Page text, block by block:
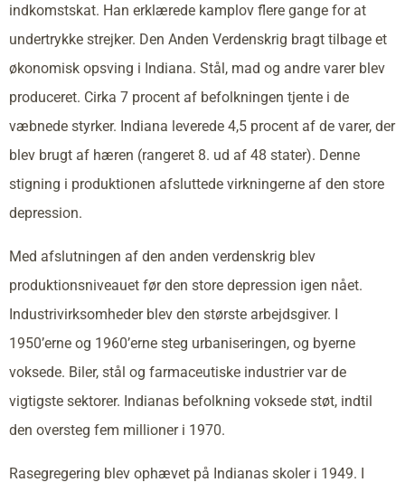
indkomstskat. Han erklærede kamplov flere gange for at
undertrykke strejker. Den Anden Verdenskrig bragt tilbage et
økonomisk opsving i Indiana. Stål, mad og andre varer blev
produceret. Cirka 7 procent af befolkningen tjente i de
væbnede styrker. Indiana leverede 4,5 procent af de varer, der
blev brugt af hæren (rangeret 8. ud af 48 stater). Denne
stigning i produktionen afsluttede virkningerne af den store
depression.
Med afslutningen af den anden verdenskrig blev
produktionsniveauet før den store depression igen nået.
Industrivirksomheder blev den største arbejdsgiver. I
1950’erne og 1960’erne steg urbaniseringen, og byerne
voksede. Biler, stål og farmaceutiske industrier var de
vigtigste sektorer. Indianas befolkning voksede støt, indtil
den oversteg fem millioner i 1970.
Rasegregering blev ophævet på Indianas skoler i 1949. I